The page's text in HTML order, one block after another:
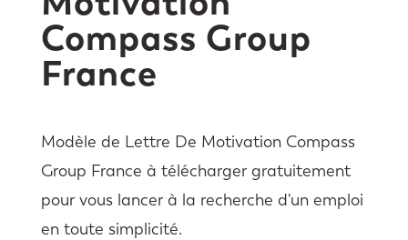
Compass Group
France
Modèle de Lettre De Motivation Compass
Group France à télécharger gratuitement
pour vous lancer à la recherche d'un emploi
en toute simplicité.